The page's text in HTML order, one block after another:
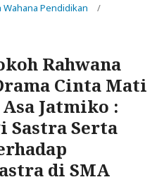
Wahana Pendidikan
/
Rahwana
Cinta Mati
Jatmiko :
Sastra Serta
di SMA